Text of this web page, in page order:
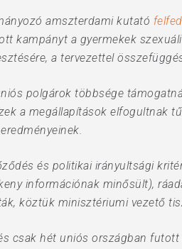
amszterdami kutató
kampányt a gyermekek
a tervezettel
polgárok többsége
a megállapítások elfogultnak
és politikai irányultsági
információnak minősült),
köztük minisztériumi vezető
csak hét uniós országban futott